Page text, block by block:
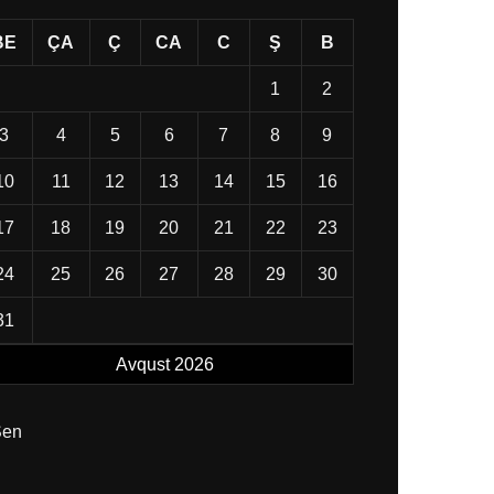
Avqust 2026
ÇA Ç CA C Ş B
1 2
3 4 5 6 7 8 9
11 12 13 14 15 16
18 19 20 21 22 23
25 26 27 28 29 30